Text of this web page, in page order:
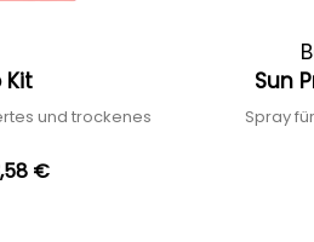
Kit
und trockenes
€
Sun
Spray